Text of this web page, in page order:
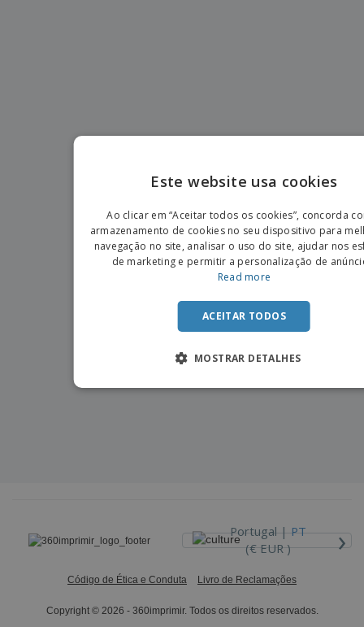
Portugal |PT
(€ EUR )
›
Código de Ética e Conduta Livro de Reclamações
Copyright © 2026 - 360imprimir. Todos os direitos reservados.
Este website usa cookies
Ao clicar em “Aceitar todos os cookies”, concorda
armazenamento de cookies no seu dispositivo para
navegação no site, analisar o uso do site, ajudar nos
de marketing e permitir a personalização de
Read more
ACEITAR TODOS
MOSTRAR DETALHES